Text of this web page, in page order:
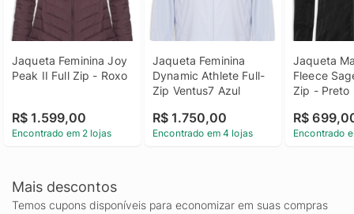
Jaqueta Feminina Joy
Peak II Full Zip - Roxo
R$ 1.599,00
Encontrado em 2 lojas
Jaqueta Feminina
Dynamic Athlete Full-
Zip Ventus7 Azul
R$ 1.750,00
Encontrado em 4 lojas
Jaqueta
Fleece
Zip - Preto
R$
Encontrado
Mais descontos
Temos cupons disponíveis para economizar em suas compras